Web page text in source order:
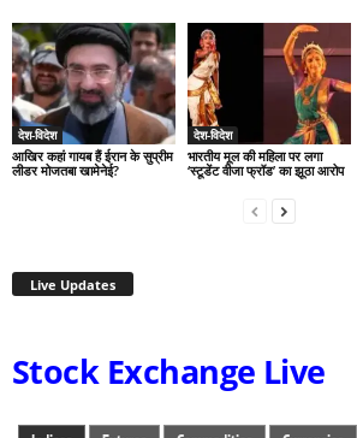
देश-विदेश
आखिर कहां गायब हैं ईरान के सुप्रीम
लीडर मोजतबा खामेनेई?
देश-विदेश
भारतीय मूल की महिला पर लगा
‘स्टूडेंट वीजा फ्रॉड’ का झूठा आरोप
Live Updates
Stock Exchange Live